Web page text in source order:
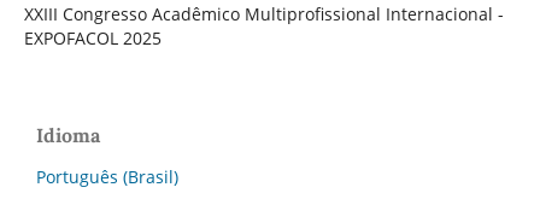
XXIII Congresso Acadêmico Multiprofissional Internacional -
EXPOFACOL 2025
Idioma
Português (Brasil)